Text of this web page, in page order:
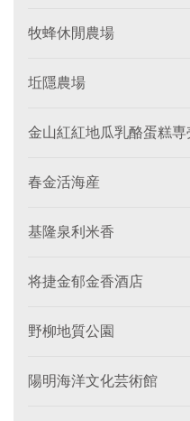
牧蜂休閒農場
坵隱農場
金山紅紅地瓜乳酪蛋糕専
春金活海産
基隆泉利米香
将捷金郁金香酒店
野柳地質公園
陽明海洋文化芸術館